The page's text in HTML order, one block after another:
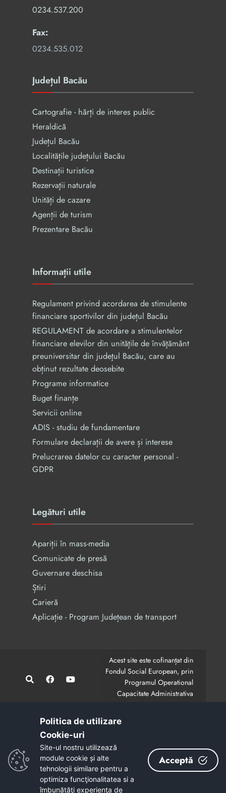
0234.537.200
Fax:
0234.535.012
Județul Bacău
Cartografie - hărți de interes public
Heraldică
Județul Bacău
Localitățile județului Bacău
Destinații turistice
Rezervaţii naturale
Unități de cazare
Agenții de turism
Prezentare Bacău
Informații utile
Regulament privind acordarea de stimulente
financiare sportivilor din județul Bacău
REGULAMENT de acordare a stimulentelor
financiare elevilor din unităţile de învăţământ
preuniversitar din judeţul Bacău, care au
obținut rezultate deosebite
Programe informatice
Buget finanțe
Servicii online
ADIS - studiu de fundamentare
Formulare declarații de avere și interese
Prelucrarea datelor cu caracter personal -
GDPR
Legături utile
Apariții în mass-media
Comunicate de presă
Guvernare deschisa
Știri
Carieră
Aplicație - Program Județean de transport
Acest site este cofinanțat din
Fondul Social European, prin
Programul Operational
Capacitate Administrativa
CodMySmis/Sipoca: 128880/652;
Conținutul acestui site web nu reprezintă în mod
obligatoriu poziția oficială a Uniunii Europene.
Întreaga responsabilitate asupra corectitudinii și
coerenței informațiilor prezentate revine inițiatorilor site-
Politica de utilizare
Cookie-uri‎
Site-ul nostru utilizează
module cookie și alte
tehnologii similare pentru a
optimiza funcţionalitatea si a
îmbunătăţi experienţa de
Acceptă